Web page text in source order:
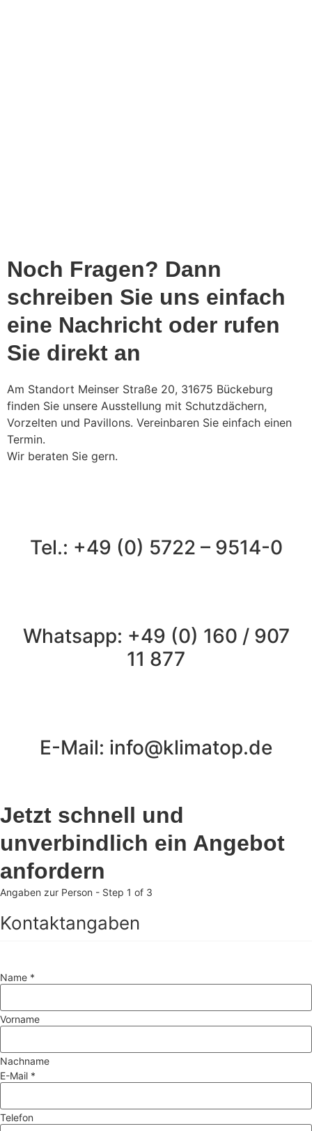
Noch Fragen? Dann
schreiben Sie uns einfach
eine Nachricht oder rufen
Sie direkt an
Am Standort Meinser Straße 20, 31675 Bückeburg
finden Sie unsere Ausstellung mit Schutzdächern,
Vorzelten und Pavillons. Vereinbaren Sie einfach einen
Termin.
Wir beraten Sie gern.
Tel.: +49 (0) 5722 – 9514-0
Whatsapp: +49 (0) 160 / 907
11 877
E-Mail: info@klimatop.de
Jetzt schnell und
unverbindlich ein Angebot
anfordern
Angaben zur Person - Step 1 of 3
Kontaktangaben
Name *
Vorname
Nachname
E-Mail *
Telefon